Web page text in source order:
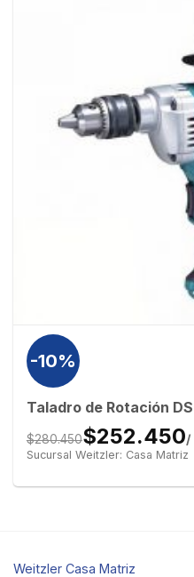
-10%
Taladro de Rotación
$280.450$252.450/
Sucursal Weitzler: Casa Matriz
Weitzler Casa Matriz